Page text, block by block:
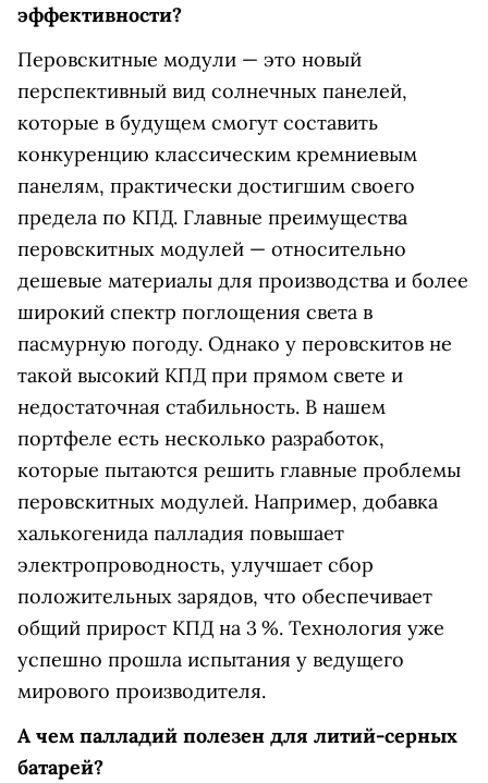
эффективности?
Перовскитные модули — это новый
перспективный вид солнечных панелей,
которые в будущем смогут составить
конкуренцию классическим кремниевым
панелям, практически достигшим своего
предела по КПД. Главные преимущества
перовскитных модулей — относительно
дешевые матери­алы для производства и более
широкий спектр поглощения света в
пасмурную погоду. Однако у перовскитов не
такой высокий КПД при прямом свете и
недостаточная стабильность. В нашем
портфеле есть несколько разработок,
которые пытаются решить главные проблемы
перовскитных модулей. Например, добавка
халькогенида палладия повышает
электропроводность, улучшает сбор
положительных зарядов, что обеспечивает
общий прирост КПД на 3 %. Технология уже
успешно прошла испытания у ведущего
мирового производителя.
А чем палладий полезен для литий-серных
батарей?